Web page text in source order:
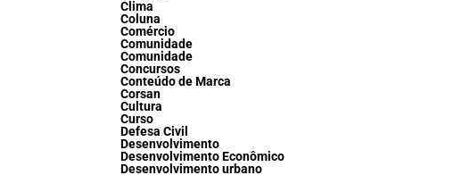
Clima
Coluna
Comércio
Comunidade
Comunidade
Concursos
Conteúdo de Marca
Corsan
Cultura
Curso
Defesa Civil
Desenvolvimento
Desenvolvimento Econômico
Desenvolvimento urbano